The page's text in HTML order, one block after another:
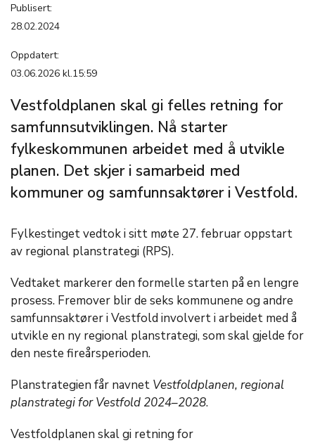
Publisert:
28.02.2024
Oppdatert:
03.06.2026 kl.15:59
Vestfoldplanen skal gi felles retning for
samfunnsutviklingen. Nå starter
fylkeskommunen arbeidet med å utvikle
planen. Det skjer i samarbeid med
kommuner og samfunnsaktører i Vestfold.
Fylkestinget vedtok i sitt møte 27. februar oppstart
av regional planstrategi (RPS).
Vedtaket markerer den formelle starten på en lengre
prosess. Fremover blir de seks kommunene og andre
samfunnsaktører i Vestfold involvert i arbeidet med å
utvikle en ny regional planstrategi, som skal gjelde for
den neste fireårsperioden.
Planstrategien får navnet Vestfoldplanen, regional
planstrategi for Vestfold 2024–2028.
Vestfoldplanen skal gi retning for